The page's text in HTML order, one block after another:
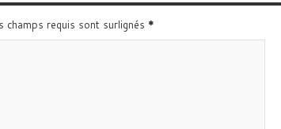
champs requis sont surlignés *